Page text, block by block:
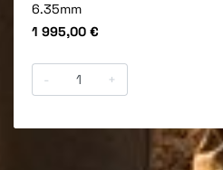
6.35mm
Hinta
1 995,00 €
- +